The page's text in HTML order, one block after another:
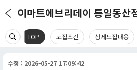
이마트에브리데이 통일동산
TOP 모집조건 상세모집내용
수정 : 2026-05-27 17:09:42